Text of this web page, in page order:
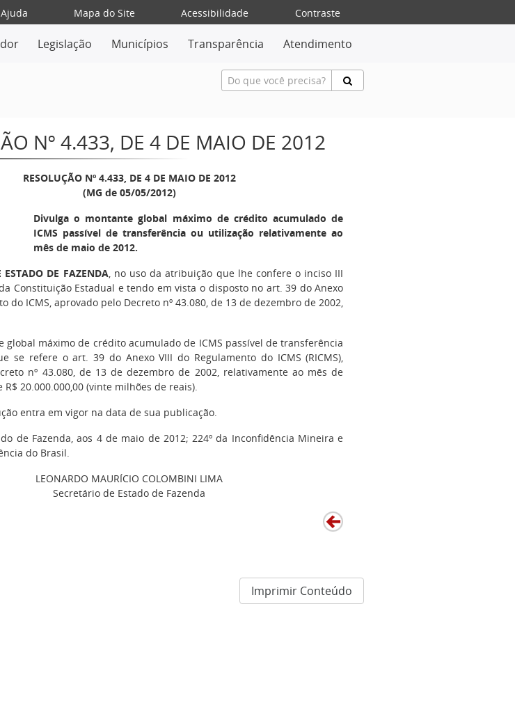
Ajuda Mapa do Site Acessibilidade
Contraste
Legislação Municípios Transparência Atendimento
Nº 4.433, DE 4 DE MAIO DE 2012
RESOLUÇÃO Nº 4.433, DE 4 DE MAIO DE 2012
(MG de 05/05/2012)
Divulga o montante global máximo de crédito acumulado de
ICMS passível de transferência ou utilização relativamente ao
mês de maio de 2012.
ESTADO DE FAZENDA, no uso da atribuição que lhe confere o inciso III
Constituição Estadual e tendo em vista o disposto no art. 39 do Anexo
do ICMS, aprovado pelo Decreto nº 43.080, de 13 de dezembro de 2002,
global máximo de crédito acumulado de ICMS passível de transferência
se refere o art. 39 do Anexo VIII do Regulamento do ICMS (RICMS),
nº 43.080, de 13 de dezembro de 2002, relativamente ao mês de
R$ 20.000.000,00 (vinte milhões de reais).
entra em vigor na data de sua publicação.
de Fazenda, aos 4 de maio de 2012; 224º da Inconfidência Mineira e
do Brasil.
LEONARDO MAURÍCIO COLOMBINI LIMA
Secretário de Estado de Fazenda
Imprimir Conteúdo